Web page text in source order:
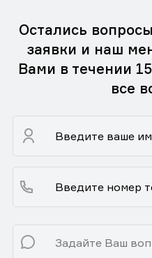
Остались
заявки и наш
Вами в течении
все